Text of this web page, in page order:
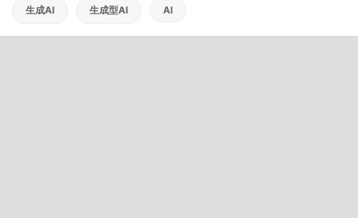
生成AI 生成型AI AI